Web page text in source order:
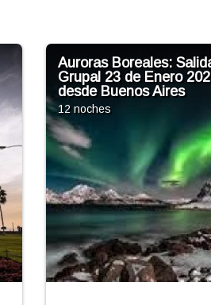
CRUCERO COSTA
a la PATAGONIA.
GRUPAL a
AÉREOS.
14 noches desde Buenos